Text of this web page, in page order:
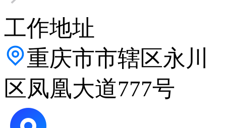
工作地址
重庆市市辖区永川
区凤凰大道777号